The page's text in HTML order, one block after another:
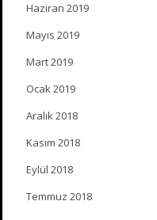
Haziran 2019
Mayıs 2019
Mart 2019
Ocak 2019
Aralık 2018
Kasım 2018
Eylül 2018
Temmuz 2018